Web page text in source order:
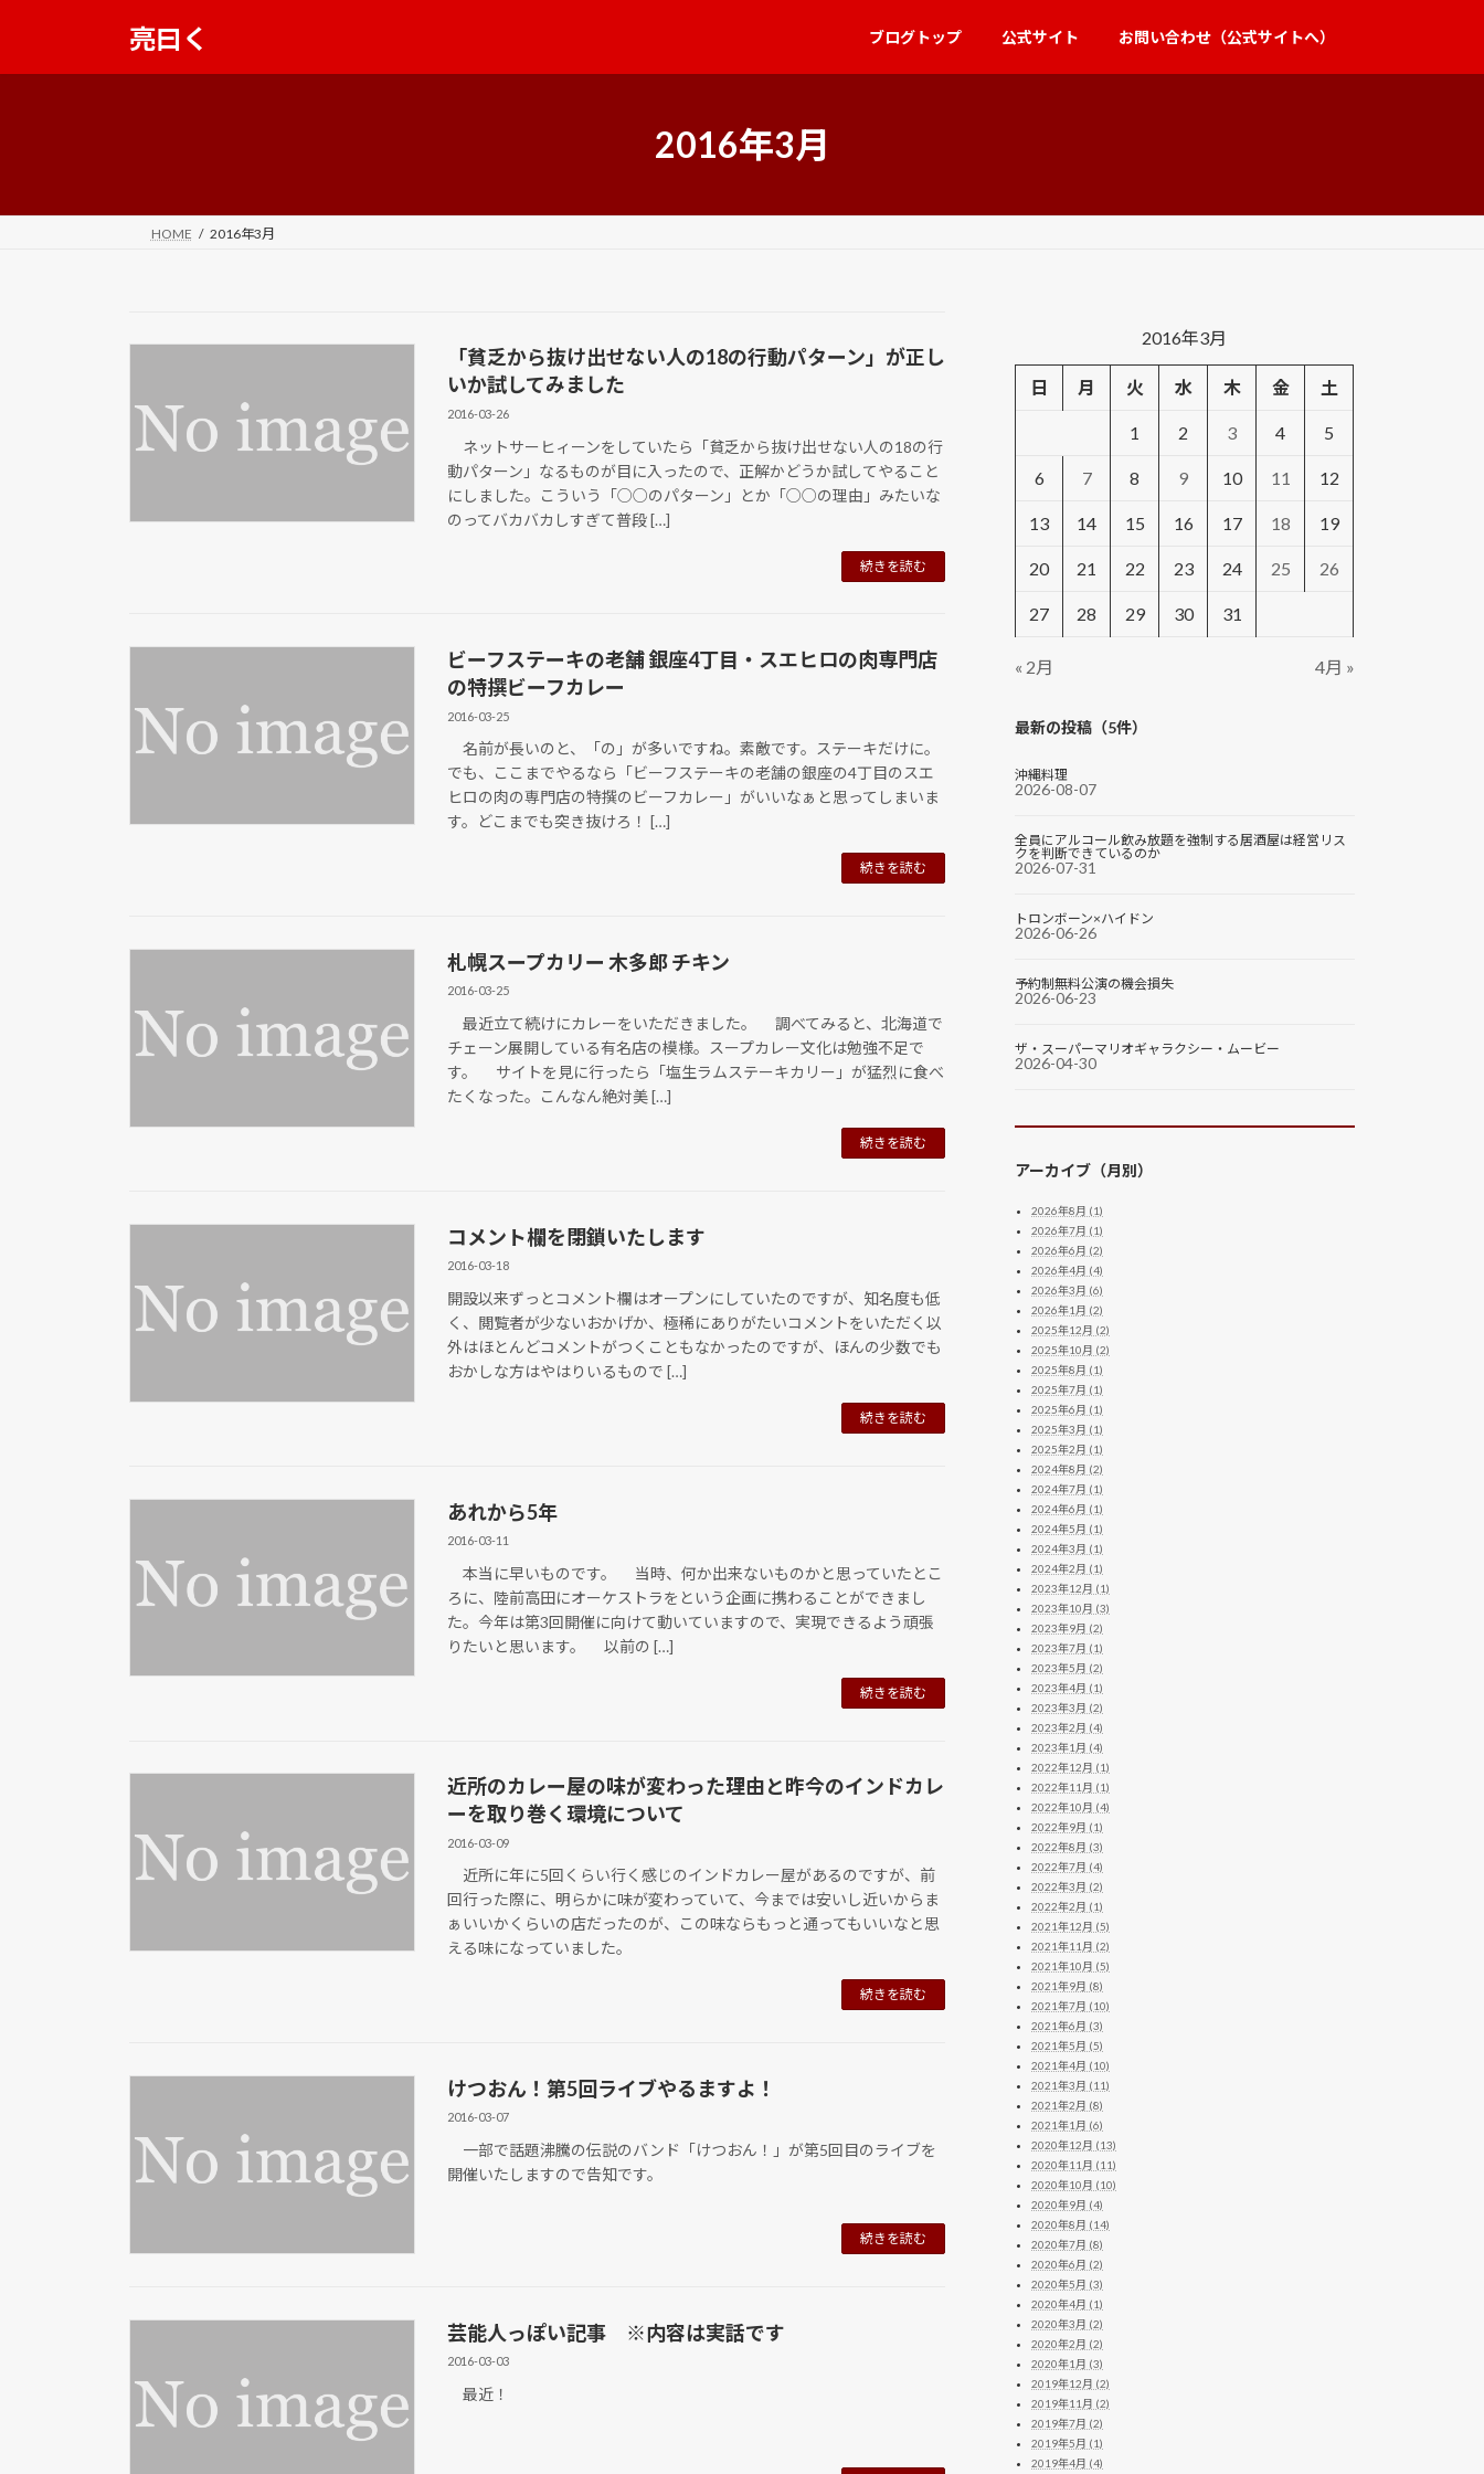
亮曰く ブログトップ 公式サイト お問い合わせ（公式サイトへ）
2016年3月
HOME 2016年3月
「貧乏から抜け出せない人の18の行動パターン」が正し
いか試してみました
2016-03-26
ネットサーヒィーンをしていたら「貧乏から抜け出せない人の18の行
動パターン」なるものが目に入ったので、正解かどうか試してやること
にしました。こういう「○○のパターン」とか「○○の理由」みたいな
のってバカバカしすぎて普段 […]
続きを読む
ビーフステーキの老舗 銀座4丁目・スエヒロの肉専門店
の特撰ビーフカレー
2016-03-25
名前が長いのと、「の」が多いですね。素敵です。ステーキだけに。
でも、ここまでやるなら「ビーフステーキの老舗の銀座の4丁目のスエ
ヒロの肉の専門店の特撰のビーフカレー」がいいなぁと思ってしまいま
す。どこまでも突き抜けろ！ […]
続きを読む
札幌スープカリー 木多郎 チキン
2016-03-25
最近立て続けにカレーをいただきました。 調べてみると、北海道で
チェーン展開している有名店の模様。スープカレー文化は勉強不足で
す。 サイトを見に行ったら「塩生ラムステーキカリー」が猛烈に食べ
たくなった。こんなん絶対美 […]
続きを読む
コメント欄を閉鎖いたします
2016-03-18
開設以来ずっとコメント欄はオープンにしていたのですが、知名度も低
く、閲覧者が少ないおかげか、極稀にありがたいコメントをいただく以
外はほとんどコメントがつくこともなかったのですが、ほんの少数でも
おかしな方はやはりいるもので […]
続きを読む
あれから5年
2016-03-11
本当に早いものです。 当時、何か出来ないものかと思っていたとこ
ろに、陸前高田にオーケストラをという企画に携わることができまし
た。今年は第3回開催に向けて動いていますので、実現できるよう頑張
りたいと思います。 以前の […]
続きを読む
近所のカレー屋の味が変わった理由と昨今のインドカレ
ーを取り巻く環境について
2016-03-09
近所に年に5回くらい行く感じのインドカレー屋があるのですが、前
回行った際に、明らかに味が変わっていて、今までは安いし近いからま
ぁいいかくらいの店だったのが、この味ならもっと通ってもいいなと思
える味になっていました。
続きを読む
けつおん！第5回ライブやるますよ！
2016-03-07
一部で話題沸騰の伝説のバンド「けつおん！」が第5回目のライブを
開催いたしますので告知です。
続きを読む
芸能人っぽい記事 ※内容は実話です
2016-03-03
最近！
2016年3月
日 月 火 水 木 金 土
1 2 3 4 5
6 7 8 9 10 11 12
13 14 15 16 17 18 19
20 21 22 23 24 25 26
27 28 29 30 31
« 2月 4月 »
最新の投稿（5件）
沖縄料理
2026-08-07
全員にアルコール飲み放題を強制する居酒屋は経営リス
クを判断できているのか
2026-07-31
トロンボーン×ハイドン
2026-06-26
予約制無料公演の機会損失
2026-06-23
ザ・スーパーマリオギャラクシー・ムービー
2026-04-30
アーカイブ（月別）
2026年8月 (1)
2026年7月 (1)
2026年6月 (2)
2026年4月 (4)
2026年3月 (6)
2026年1月 (2)
2025年12月 (2)
2025年10月 (2)
2025年8月 (1)
2025年7月 (1)
2025年6月 (1)
2025年3月 (1)
2025年2月 (1)
2024年8月 (2)
2024年7月 (1)
2024年6月 (1)
2024年5月 (1)
2024年3月 (1)
2024年2月 (1)
2023年12月 (1)
2023年10月 (3)
2023年9月 (2)
2023年7月 (1)
2023年5月 (2)
2023年4月 (1)
2023年3月 (2)
2023年2月 (4)
2023年1月 (4)
2022年12月 (1)
2022年11月 (1)
2022年10月 (4)
2022年9月 (1)
2022年8月 (3)
2022年7月 (4)
2022年3月 (2)
2022年2月 (1)
2021年12月 (5)
2021年11月 (2)
2021年10月 (5)
2021年9月 (8)
2021年7月 (10)
2021年6月 (3)
2021年5月 (5)
2021年4月 (10)
2021年3月 (11)
2021年2月 (8)
2021年1月 (6)
2020年12月 (13)
2020年11月 (11)
2020年10月 (10)
2020年9月 (4)
2020年8月 (14)
2020年7月 (8)
2020年6月 (2)
2020年5月 (3)
2020年4月 (1)
2020年3月 (2)
2020年2月 (2)
2020年1月 (3)
2019年12月 (2)
2019年11月 (2)
2019年7月 (2)
2019年5月 (1)
2019年4月 (4)